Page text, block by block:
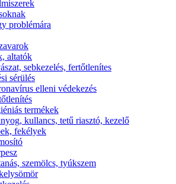
problémára
altatók
sebkezelés, fertőtlenítes
sérülés
elleni védekezés
termékek
kullancs, tetű riasztó, kezelő
fekélyek
szemölcs, tyúkszem